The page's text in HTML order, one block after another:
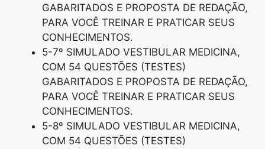
GABARITADOS E PROPOSTA DE REDAÇÃO,
PARA VOCÊ TREINAR E PRATICAR SEUS
CONHECIMENTOS.
5-7º SIMULADO VESTIBULAR MEDICINA,
COM 54 QUESTÕES (TESTES)
GABARITADOS E PROPOSTA DE REDAÇÃO,
PARA VOCÊ TREINAR E PRATICAR SEUS
CONHECIMENTOS.
5-8º SIMULADO VESTIBULAR MEDICINA,
COM 54 QUESTÕES (TESTES)